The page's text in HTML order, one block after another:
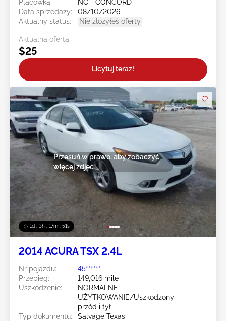
Placówka:
NC - CONCORD
Data sprzedaży:
08/10/2026
Aktualny status:
Nie złożyłeś oferty
Aktualna oferta:
$25
Licytuj teraz!
1d : 3h : 17m : 48s
Przesuń w prawo, aby zobaczyć
więcej zdjęć
2014 ACURA TSX 2.4L
Nr pojazdu:
45******
Przebieg:
149,016 mile
Uszkodzenie:
NORMALNE
UŻYTKOWANIE/Uszkodzony
przód i tył
Typ dokumentu:
Salvage Texas